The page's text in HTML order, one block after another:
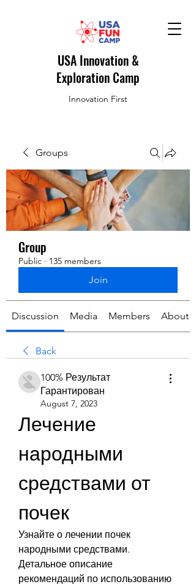
USA Innovation &
Exploration Camp
Innovation First
Groups
Group
Public · 135 members
Join
Discussion Media Members About
Back
100% Результат
Гарантирован
August 7, 2023
Лечение
народными
средствами от
почек
Узнайте о лечении почек
народными средствами.
Детальное описание
рекомендаций по использованию